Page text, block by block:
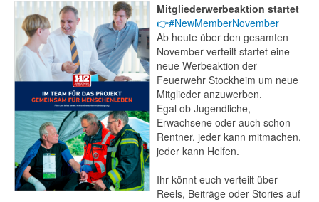
Mitgliederwerbeaktion startet
👉#NewMemberNovember
Ab heute über den gesamten
November verteilt startet eine
neue Werbeaktion der
Feuerwehr Stockheim um neue
Mitglieder anzuwerben.
Egal ob Jugendliche,
Erwachsene oder auch schon
Rentner, jeder kann mitmachen,
jeder kann Helfen.
Ihr könnt euch verteilt über
Reels, Beiträge oder Stories auf